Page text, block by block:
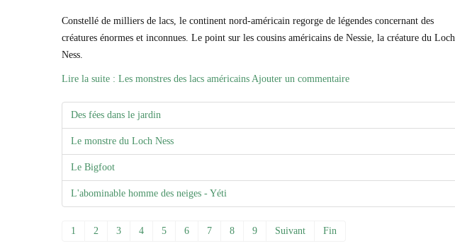
Constellé de milliers de lacs, le continent nord-américain regorge de légendes concernant des
créatures énormes et inconnues. Le point sur les cousins américains de Nessie, la créature du Loch
Ness.
Lire la suite : Les monstres des lacs américains Ajouter un commentaire
Des fées dans le jardin
Le monstre du Loch Ness
Le Bigfoot
L'abominable homme des neiges - Yéti
1 2 3 4 5 6 7 8 9 Suivant Fin